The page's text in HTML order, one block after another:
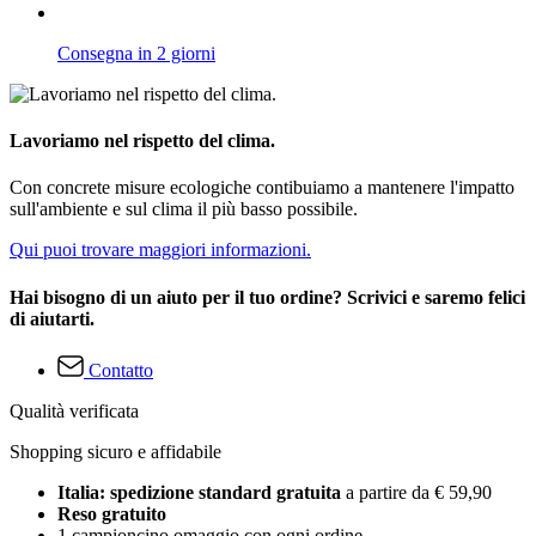
Consegna in 2 giorni
Lavoriamo nel rispetto del clima.
Con concrete misure ecologiche contibuiamo a mantenere l'impatto
sull'ambiente e sul clima il più basso possibile.
Qui puoi trovare maggiori informazioni.
Hai bisogno di un aiuto per il tuo ordine? Scrivici e saremo felici
di aiutarti.
Contatto
Qualità verificata
Shopping sicuro e affidabile
Italia: spedizione standard gratuita a partire da € 59,90
Reso gratuito